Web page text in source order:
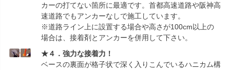
カーの打てない箇所に最適です。首都高速道路や阪神高
速道路でもアンカーなしで施工しています。
※道路ライン上に設置する場合や高さが100cm以上の
場合は、接着剤とアンカーを併用して下さい。
★４．強力な接着力！
ベースの裏面が格子状で深く入りこんでいるハニカム構